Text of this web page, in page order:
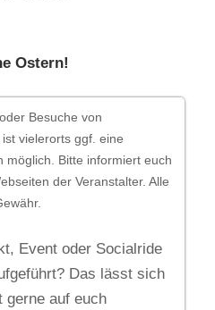
Ostern!
Besuche von
vielerorts ggf. eine
möglich. Bitte informiert euch
der Veranstalter. Alle
Event oder Socialride
Das lässt sich
gerne auf euch